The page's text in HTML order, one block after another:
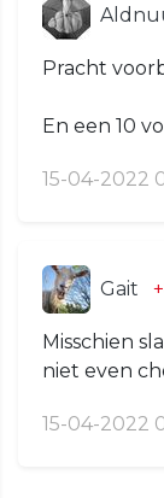
Pracht
En een 10
15-04-2022
Gait
Misschien
niet even
15-04-2022